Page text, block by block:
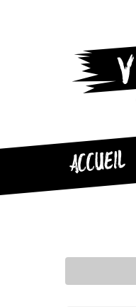
ACCUEIL